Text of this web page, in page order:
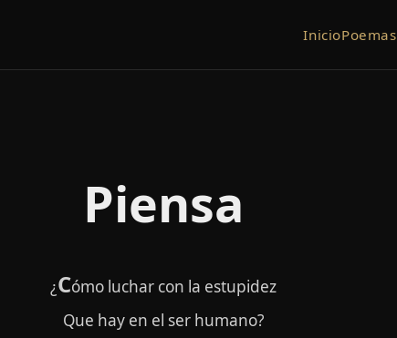
InicioPoemas
Piensa
¿Cómo luchar con la estupidez
Que hay en el ser humano?